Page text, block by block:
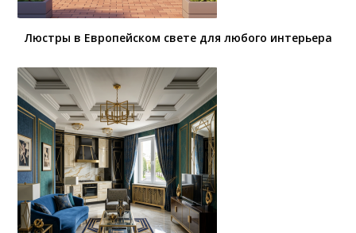
Люстры в Европейском свете для любого интерьера